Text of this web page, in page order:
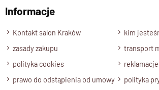
klasycznymi, jak i współczesnymi.
Kolekcja GOA
model oferujemy w trzech
wersjach
Specyfikacja techniczna produktu
Wyślij opinię
Informacje
Kontakt salon Kraków
kim
zasady zakupu
transport
polityka cookies
prawo do odstąpienia od umowy
polityka